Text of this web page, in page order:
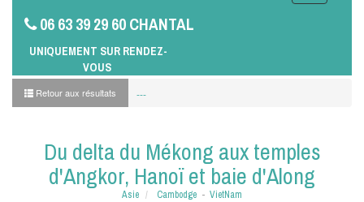
06 63 39 29 60 CHANTAL
UNIQUEMENT SUR RENDEZ-
VOUS
navigation
Retour aux résultats ---
Du delta du Mékong aux temples
d'Angkor, Hanoï et baie d'Along
Asie Cambodge - VietNam